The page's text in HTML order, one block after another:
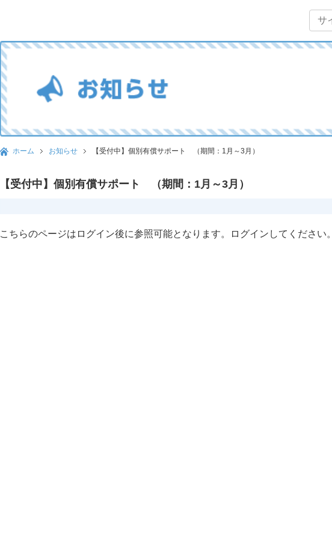
ホーム お知らせ 【受付中】個別有償サポート （期間：1月～3月）
【受付中】個別有償サポート （期間：1月～3月）
こちらのページはログイン後に参照可能となります。ログインしてください。